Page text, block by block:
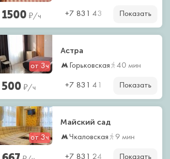
1500 ₽/ч +7 831 43 Показать
от 3ч
Астра
40 мин
Горьковская
500 ₽/ч +7 831 41 Показать
от 3ч
Майский сад
9 мин
Чкаловская
+7 831 24 Показать